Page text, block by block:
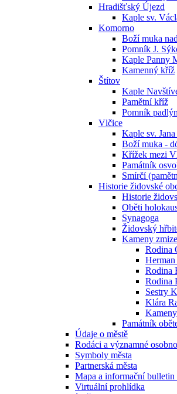
Hradišťský Újezd
Kaple sv.
Komorno
Boží muka
Pomník J.
Kaple Panny
Kamenný kříž
Štítov
Kaple
Pamětní kříž
Pomník
Vlčice
Kaple sv.
Boží muka -
Křížek mezi
Památník
Smírčí
Historie židovské
Historie
Oběti
Synagoga
Židovský
Kameny
Rodina
Rodina
Rodina
Sestry
Klára
Památník
Údaje o městě
Rodáci a významné
Symboly města
Partnerská města
Mapa a informační bulletin
Virtuální prohlídka